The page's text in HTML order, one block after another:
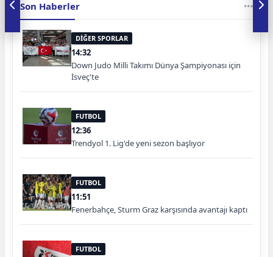
Son Haberler
DİĞER SPORLAR
14:32
Down Judo Milli Takımı Dünya Şampiyonası için
İsveç'te
FUTBOL
12:36
Trendyol 1. Lig'de yeni sezon başlıyor
FUTBOL
11:51
Fenerbahçe, Sturm Graz karşısında avantajı kaptı
FUTBOL